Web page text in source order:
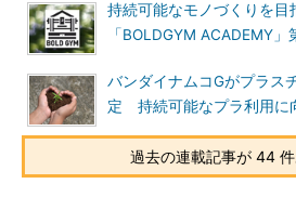
持続可能なモノづくりを
「BOLDGYM ACADEMY
バンダイナムコGがプラス
定 持続可能なプラ利用に
過去の連載記事が 44